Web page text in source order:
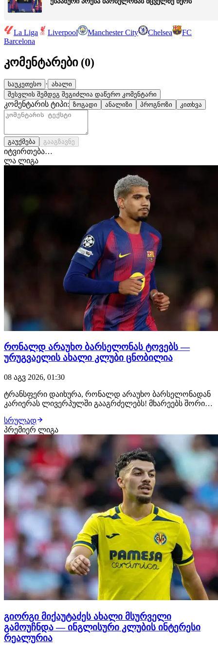
La Liga Liverpool Manchester City Chelsea
FC
Barcelona
კომენტარები (0)
საუკეთესო · ახალი
შესვლის შემდეგ შეგიძლია დაწერო კომენტარი
კომენტარის ტიპი: ზოგადი ანალიზი პროგნოზი კითხვა
გაუქმება გააგზავნე
იტვირთება…
ლა ლიგა
რონალდ არაუხო ბარსელონას ტოვებს —
ურუგვაელის ახალი კლუბი ცნობილია
08 აგვ 2026, 01:30
ტრანსფერი დაიხურა, რონალდ არაუხო ბარსელონადან
კარიერას ლივერპულში გააგრძელებს! მხარეებს შორის
მცველს ახალ კლუბში უკვე ელოდებიან, სადაც
სამედიცინო შემოწმებას გაივლის და კონტრაქტს ხელს
მოაწერს. როგორც ცნობილი ხდება, მხარეებს შორის 1-
წლიან…
სრულად
პრემიერ ლიგა
გიორგი მიქაუტაძეს ახალი მსურველი
გამოუჩნდა — ინგლისური კლუბის ინტერესი
რეალურია